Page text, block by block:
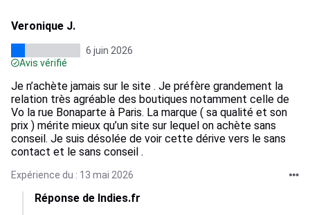
Veronique J.
6 juin 2026
Avis vérifié
Je n’achète jamais sur le site . Je préfère grandement la
relation très agréable des boutiques notamment celle de
Vo la rue Bonaparte à Paris. La marque ( sa qualité et son
prix ) mérite mieux qu’un site sur lequel on achète sans
conseil. Je suis désolée de voir cette dérive vers le sans
contact et le sans conseil .
Expérience du : 13 mai 2026
Réponse de Indies.fr